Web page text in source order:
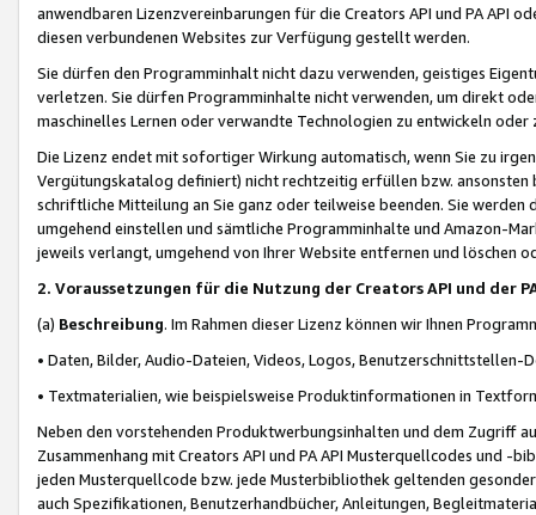
anwendbaren Lizenzvereinbarungen für die Creators API und PA API
diesen verbundenen Websites zur Verfügung gestellt werden.
Sie dürfen den Programminhalt nicht dazu verwenden, geistiges
verletzen. Sie dürfen Programminhalte nicht verwenden, um direkt
maschinelles Lernen oder verwandte Technologien zu entwickeln
Die Lizenz endet mit sofortiger Wirkung automatisch, wenn Sie zu
Vergütungskatalog definiert) nicht rechtzeitig erfüllen bzw. ansonsten
schriftliche Mitteilung an Sie ganz oder teilweise beenden. Sie werden
umgehend einstellen und sämtliche Programminhalte und Amazon-
jeweils verlangt, umgehend von Ihrer Website entfernen und löschen
2. Voraussetzungen für die Nutzung der Creators API und der
(a) Beschreibung. Im Rahmen dieser Lizenz können wir Ihnen
• Daten, Bilder, Audio-Dateien, Videos, Logos, Benutzerschnittstellen-
• Textmaterialien, wie beispielsweise Produktinformationen in
Neben den vorstehenden Produktwerbungsinhalten und dem Zugriff
Zusammenhang mit Creators API und PA API Musterquellcodes und
jeden Musterquellcode bzw. jede Musterbibliothek geltenden
auch Spezifikationen, Benutzerhandbücher, Anleitungen,